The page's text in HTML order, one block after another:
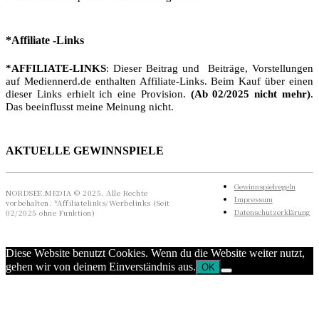
*Affiliate -Links
*AFFILIATE-LINKS: Dieser Beitrag und Beiträge, Vorstellungen
auf Mediennerd.de enthalten Affiliate-Links. Beim Kauf über einen
dieser Links erhielt ich eine Provision. (Ab 02/2025 nicht mehr).
Das beeinflusst meine Meinung nicht.
AKTUELLE GEWINNSPIELE
NORDSEE.MEDIA © 2025. Alle Rechte
vorbehalten. *Affiliatelinks/Werbelinks (Seit
02/2025 ohne Funktion)
Gewinnspielregeln
Impressum
Datenschutzerklärung
Diese Website benutzt Cookies. Wenn du die Website weiter nutzt,
gehen wir von deinem Einverständnis aus. OK